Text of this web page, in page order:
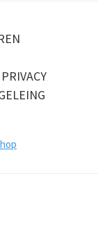
PRIVACY